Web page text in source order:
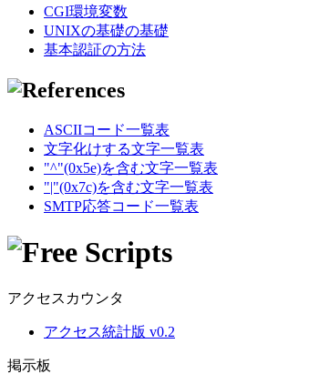
CGI環境変数
UNIXの基礎の基礎
基本認証の方法
ASCIIコード一覧表
文字化けする文字一覧表
"^"(0x5e)を含む文字一覧表
"|"(0x7c)を含む文字一覧表
SMTP応答コード一覧表
アクセスカウンタ
アクセス統計版 v0.2
掲示板